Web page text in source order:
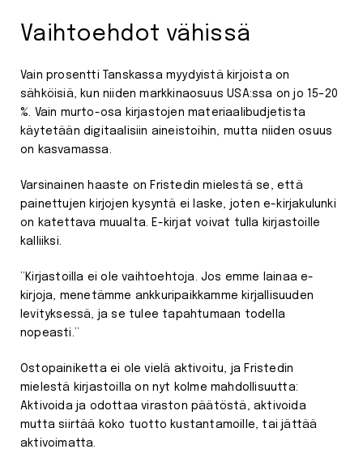
Vaihtoehdot vähissä
Vain prosentti Tanskassa myydyistä kirjoista on
sähköisiä, kun niiden markkinaosuus USA:ssa on jo 15–20
%. Vain murto-osa kirjastojen materiaalibudjetista
käytetään digitaalisiin aineistoihin, mutta niiden osuus
on kasvamassa.
Varsinainen haaste on Fristedin mielestä se, että
painettujen kirjojen kysyntä ei laske, joten e-kirjakulunki
on katettava muualta. E-kirjat voivat tulla kirjastoille
kalliiksi.
”Kirjastoilla ei ole vaihtoehtoja. Jos emme lainaa e-
kirjoja, menetämme ankkuripaikkamme kirjallisuuden
levityksessä, ja se tulee tapahtumaan todella
nopeasti.”
Ostopainiketta ei ole vielä aktivoitu, ja Fristedin
mielestä kirjastoilla on nyt kolme mahdollisuutta:
Aktivoida ja odottaa viraston päätöstä, aktivoida
mutta siirtää koko tuotto kustantamoille, tai jättää
aktivoimatta.